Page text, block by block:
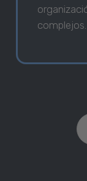
complejos.